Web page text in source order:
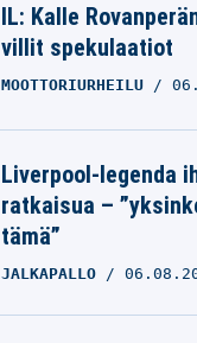
IL: Kalle
villit spekulaatiot
MOOTTORIURHEILU
Liverpool-legenda
ratkaisua –
tämä”
JALKAPALLO